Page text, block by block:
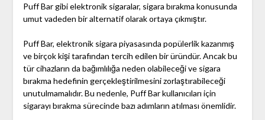
Puff Bar gibi elektronik sigaralar, sigara bırakma konusunda
umut vadeden bir alternatif olarak ortaya çıkmıştır.
Puff Bar, elektronik sigara piyasasında popülerlik kazanmış
ve birçok kişi tarafından tercih edilen bir üründür. Ancak bu
tür cihazların da bağımlılığa neden olabileceği ve sigara
bırakma hedefinin gerçekleştirilmesini zorlaştırabileceği
unutulmamalıdır. Bu nedenle, Puff Bar kullanıcıları için
sigarayı bırakma sürecinde bazı adımların atılması önemlidir.